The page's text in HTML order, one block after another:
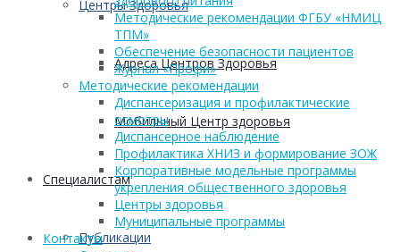
Центры Здоровья
Адреса Центров Здоровья
Мобильный Центр здоровья
Cпециалистам
Публикации
Методические рекомендации ФГБУ «НМИЦ
ТПМ»
Обеспечение безопасности пациентов
Журнал «Профи»
Методические рекомендации
Диспансеризация и профилактические
осмотры
Диспансерное наблюдение
Профилактика ХНИЗ и формирование ЗОЖ
Корпоративные модельные программы
укрепления общественного здоровья
Центры здоровья
Муниципальные программы
Контакты